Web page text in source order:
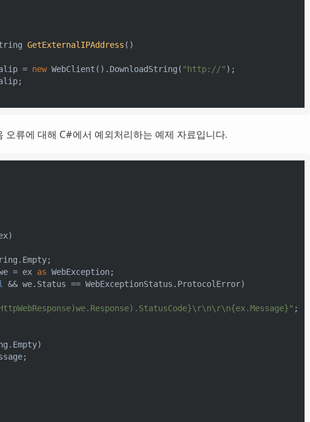
GetExternalIPAddress ()
= new WebClient().DownloadString( "http://" );
오류에 대해 C#에서 예외처리하는 예제 자료입니다.
.Empty;
= ex
as WebException;
&& we.Status == WebExceptionStatus.ProtocolError)
\r\n\r\n{ex.Message}" ;
.Empty)